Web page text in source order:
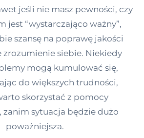
jeśli nie masz pewności, czy
jest “wystarczająco ważny”,
szansę na poprawę jakości
zrozumienie siebie. Niekiedy
mogą kumulować się,
do większych trudności,
skorzystać z pomocy
zanim sytuacja będzie dużo
poważniejsza.